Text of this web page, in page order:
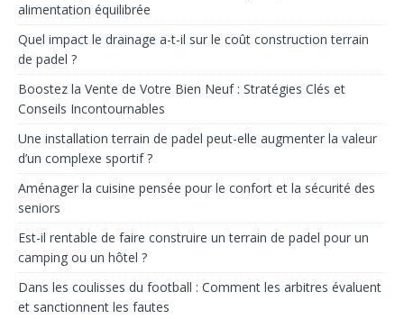
alimentation équilibrée
Quel impact le drainage a-t-il sur le coût construction terrain
de padel ?
Boostez la Vente de Votre Bien Neuf : Stratégies Clés et
Conseils Incontournables
Une installation terrain de padel peut-elle augmenter la valeur
d’un complexe sportif ?
Aménager la cuisine pensée pour le confort et la sécurité des
seniors
Est-il rentable de faire construire un terrain de padel pour un
camping ou un hôtel ?
Dans les coulisses du football : Comment les arbitres évaluent
et sanctionnent les fautes